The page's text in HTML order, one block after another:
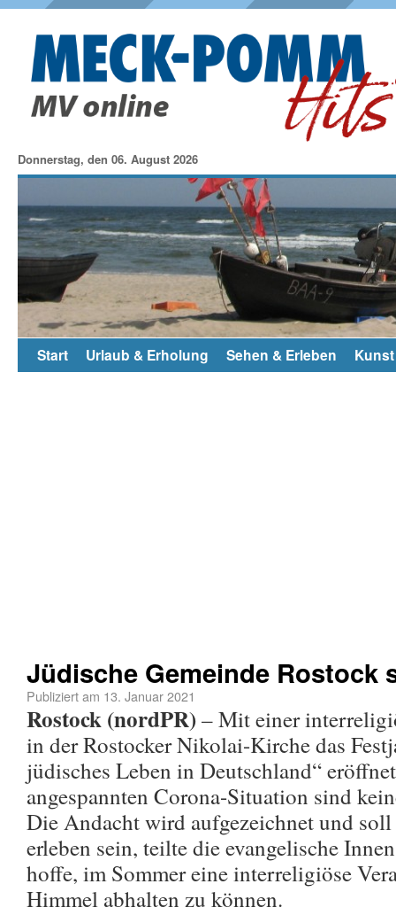
Donnerstag, den 06. August 2026
Start Urlaub & Erholung Sehen & Erleben
Jüdische Gemeinde Rostock
Publiziert am 13. Januar 2021
Rostock (nordPR)– Mit einer
in der Rostocker Nikolai-Kirche das
jüdisches Leben in Deutschland“
angespannten Corona-Situation sind
Die Andacht wird aufgezeichnet und
erleben sein, teilte die evangelische
hoffe, im Sommer eine interreligiöse
Himmel abhalten zu können.